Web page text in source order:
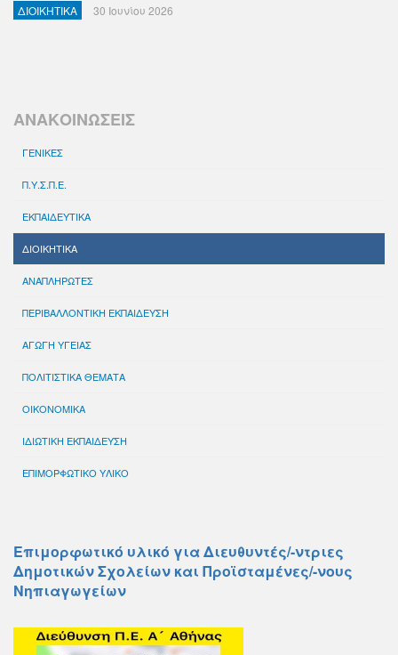
ΔΙΟΙΚΗΤΙΚΑ 30 Ιουνίου 2026
ΑΝΑΚΟΙΝΩΣΕΙΣ
ΓΕΝΙΚΕΣ
Π.Υ.Σ.Π.Ε.
ΕΚΠΑΙΔΕΥΤΙΚΑ
ΔΙΟΙΚΗΤΙΚΑ
ΑΝΑΠΛΗΡΩΤΕΣ
ΠΕΡΙΒΑΛΛΟΝΤΙΚΗ ΕΚΠΑΙΔΕΥΣΗ
ΑΓΩΓΗ ΥΓΕΙΑΣ
ΠΟΛΙΤΙΣΤΙΚΑ ΘΕΜΑΤΑ
ΟΙΚΟΝΟΜΙΚΑ
ΙΔΙΩΤΙΚΗ ΕΚΠΑΙΔΕΥΣΗ
ΕΠΙΜΟΡΦΩΤΙΚΟ ΥΛΙΚΟ
Επιμορφωτικό υλικό για Διευθυντές/-ντριες
Δημοτικών Σχολείων και Προϊσταμένες/-νους
Νηπιαγωγείων